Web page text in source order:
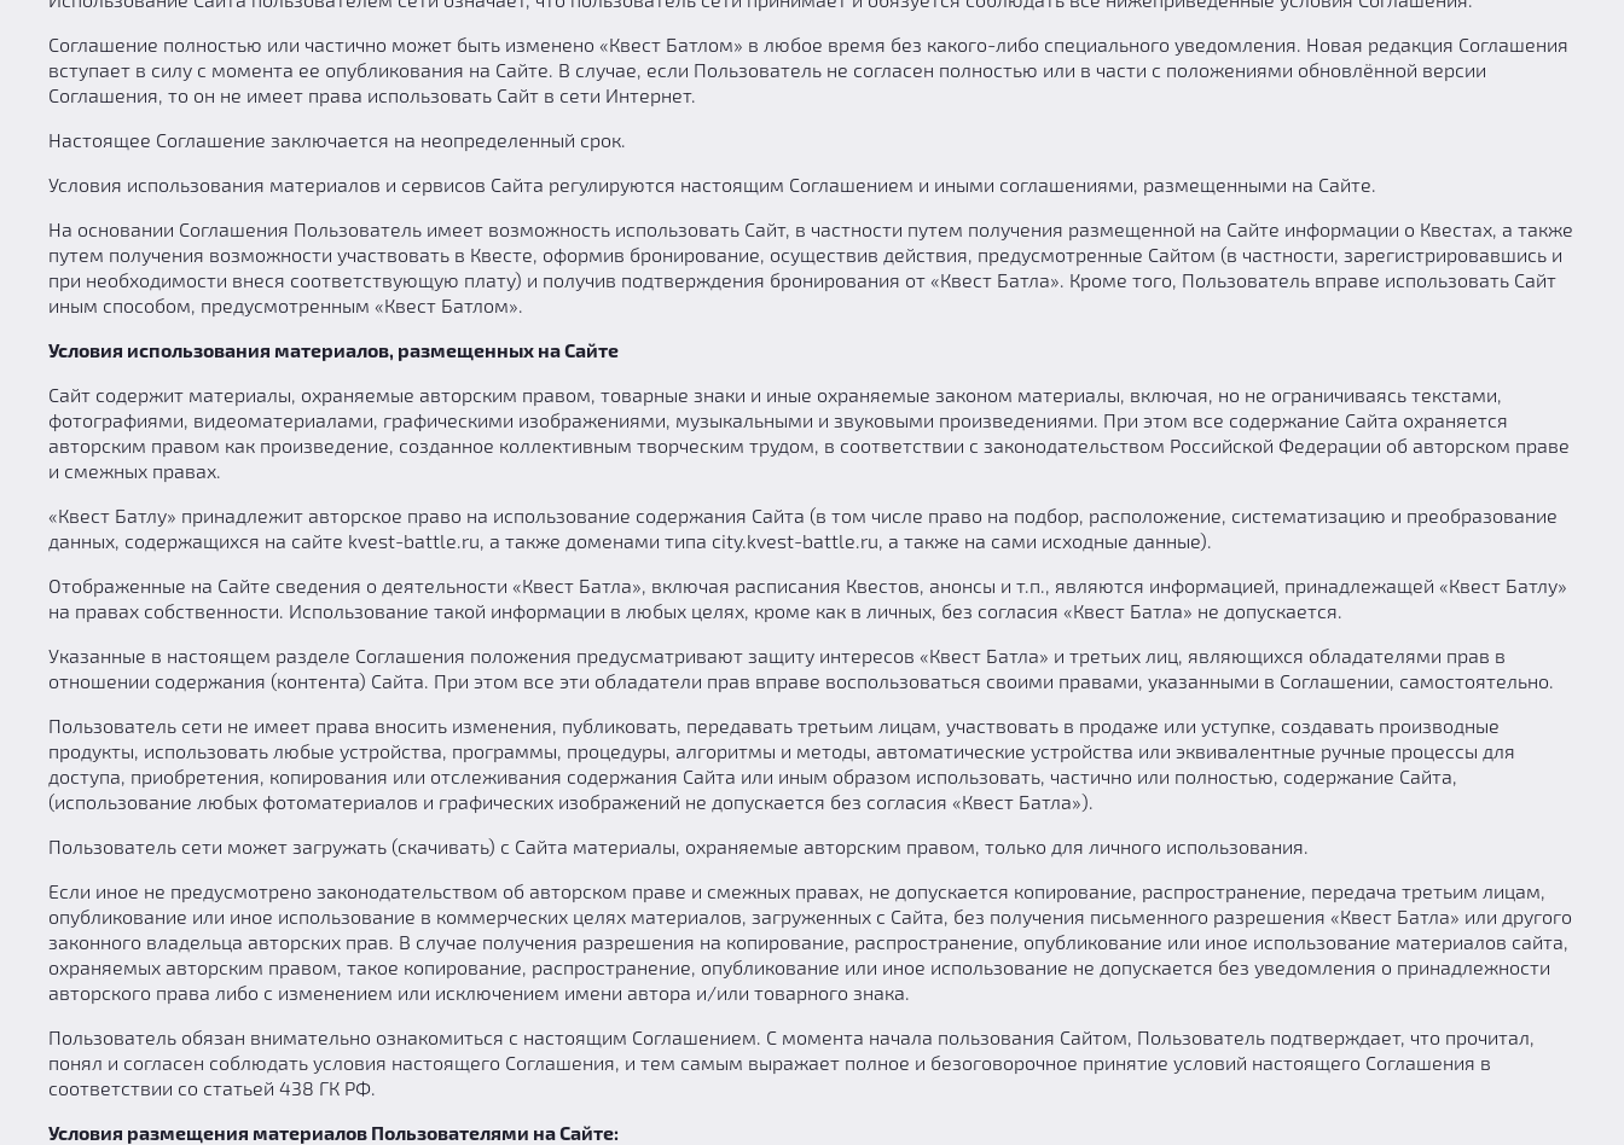
Соглашение полностью или частично может быть изменено «Квест Батлом» в любое время без какого-либо специального уведомления. Новая редакция Соглашения
вступает в силу с момента ее опубликования на Сайте. В случае, если Пользователь не согласен полностью или в части с положениями обновлённой версии
Соглашения, то он не имеет права использовать Сайт в сети Интернет.
Настоящее Соглашение заключается на неопределенный срок.
Условия использования материалов и сервисов Сайта регулируются настоящим Соглашением и иными соглашениями, размещенными на Сайте.
На основании Соглашения Пользователь имеет возможность использовать Сайт, в частности путем получения размещенной на Сайте информации о Квестах, а также
путем получения возможности участвовать в Квесте, оформив бронирование, осуществив действия, предусмотренные Сайтом (в частности, зарегистрировавшись и
при необходимости внеся соответствующую плату) и получив подтверждения бронирования от «Квест Батла». Кроме того, Пользователь вправе использовать Сайт
иным способом, предусмотренным «Квест Батлом».
Условия использования материалов, размещенных на Сайте
Сайт содержит материалы, охраняемые авторским правом, товарные знаки и иные охраняемые законом материалы, включая, но не ограничиваясь текстами,
фотографиями, видеоматериалами, графическими изображениями, музыкальными и звуковыми произведениями. При этом все содержание Сайта охраняется
авторским правом как произведение, созданное коллективным творческим трудом, в соответствии с законодательством Российской Федерации об авторском праве
и смежных правах.
«Квест Батлу» принадлежит авторское право на использование содержания Сайта (в том числе право на подбор, расположение, систематизацию и преобразование
данных, содержащихся на сайте kvest-battle.ru, а также доменами типа city.kvest-battle.ru, а также на сами исходные данные).
Отображенные на Сайте сведения о деятельности «Квест Батла», включая расписания Квестов, анонсы и т.п., являются информацией, принадлежащей «Квест Батлу»
на правах собственности. Использование такой информации в любых целях, кроме как в личных, без согласия «Квест Батла» не допускается.
Указанные в настоящем разделе Соглашения положения предусматривают защиту интересов «Квест Батла» и третьих лиц, являющихся обладателями прав в
отношении содержания (контента) Сайта. При этом все эти обладатели прав вправе воспользоваться своими правами, указанными в Соглашении, самостоятельно.
Пользователь сети не имеет права вносить изменения, публиковать, передавать третьим лицам, участвовать в продаже или уступке, создавать производные
продукты, использовать любые устройства, программы, процедуры, алгоритмы и методы, автоматические устройства или эквивалентные ручные процессы для
доступа, приобретения, копирования или отслеживания содержания Сайта или иным образом использовать, частично или полностью, содержание Сайта,
(использование любых фотоматериалов и графических изображений не допускается без согласия «Квест Батла»).
Пользователь сети может загружать (скачивать) с Сайта материалы, охраняемые авторским правом, только для личного использования.
Если иное не предусмотрено законодательством об авторском праве и смежных правах, не допускается копирование, распространение, передача третьим лицам,
опубликование или иное использование в коммерческих целях материалов, загруженных с Сайта, без получения письменного разрешения «Квест Батла» или другого
законного владельца авторских прав. В случае получения разрешения на копирование, распространение, опубликование или иное использование материалов сайта,
охраняемых авторским правом, такое копирование, распространение, опубликование или иное использование не допускается без уведомления о принадлежности
авторского права либо с изменением или исключением имени автора и/или товарного знака.
Пользователь обязан внимательно ознакомиться с настоящим Соглашением. С момента начала пользования Сайтом, Пользователь подтверждает, что прочитал,
понял и согласен соблюдать условия настоящего Соглашения, и тем самым выражает полное и безоговорочное принятие условий настоящего Соглашения в
соответствии со статьей 438 ГК РФ.
Условия размещения материалов Пользователями на Сайте: